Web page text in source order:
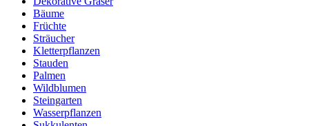
Bäume
Früchte
Sträucher
Kletterpflanzen
Stauden
Palmen
Wildblumen
Steingarten
Wasserpflanzen